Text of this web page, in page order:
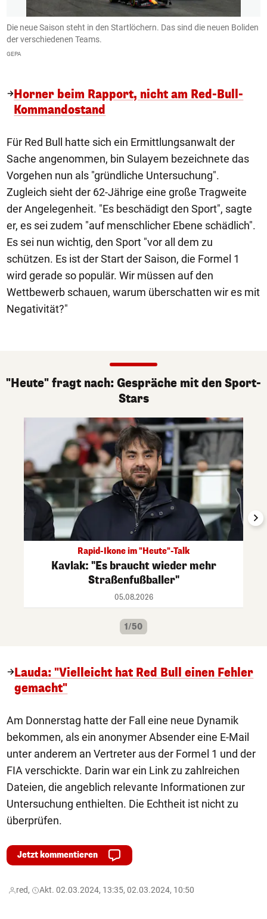
Die neue Saison steht in den Startlöchern. Das sind die neuen Boliden
der verschiedenen Teams.
GEPA
Horner beim Rapport, nicht am Red-Bull-
Kommandostand
Für Red Bull hatte sich ein Ermittlungsanwalt der
Sache angenommen, bin Sulayem bezeichnete das
Vorgehen nun als "gründliche Untersuchung".
Zugleich sieht der 62-Jährige eine große Tragweite
der Angelegenheit. "Es beschädigt den Sport", sagte
er, es sei zudem "auf menschlicher Ebene schädlich".
Es sei nun wichtig, den Sport "vor all dem zu
schützen. Es ist der Start der Saison, die Formel 1
wird gerade so populär. Wir müssen auf den
Wettbewerb schauen, warum überschatten wir es mit
Negativität?"
"Heute" fragt nach: Gespräche mit den Sport-
Stars
Rapid-Ikone im "Heute"-Talk
Kavlak: "Es braucht wieder mehr
Straßenfußballer"
05.08.2026
1/50
Lauda: "Vielleicht hat Red Bull einen Fehler
gemacht"
Am Donnerstag hatte der Fall eine neue Dynamik
bekommen, als ein anonymer Absender eine E-Mail
unter anderem an Vertreter aus der Formel 1 und der
FIA verschickte. Darin war ein Link zu zahlreichen
Dateien, die angeblich relevante Informationen zur
Untersuchung enthielten. Die Echtheit ist nicht zu
überprüfen.
Jetzt kommentieren
red, Akt. 02.03.2024, 13:35, 02.03.2024, 10:50